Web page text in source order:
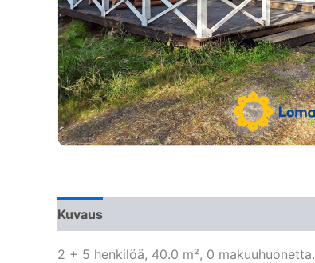
Kuvaus
2 + 5 henkilöä, 40.0 m², 0 makuuhuonetta.